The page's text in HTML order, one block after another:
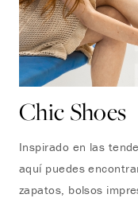
Chic Shoes
Inspirado en las
aquí puedes
zapatos, bolsos